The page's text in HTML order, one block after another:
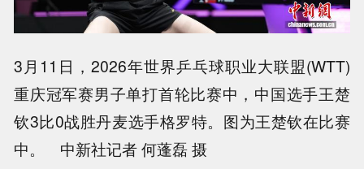
3月11日，2026年世界乒乓球职业大联盟(WTT)
重庆冠军赛男子单打首轮比赛中，中国选手王楚
钦3比0战胜丹麦选手格罗特。图为王楚钦在比赛
中。 中新社记者 何蓬磊 摄